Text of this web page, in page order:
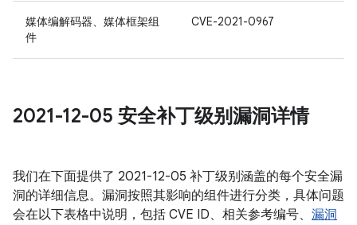
媒体编解码器、媒体框架组
件
CVE-2021-0967
2021-12-05 安全补丁级别漏洞详情
我们在下面提供了 2021-12-05 补丁级别涵盖的每个安全漏
洞的详细信息。漏洞按照其影响的组件进行分类，具体问题
会在以下表格中说明，包括 CVE ID、相关参考编号、 漏洞